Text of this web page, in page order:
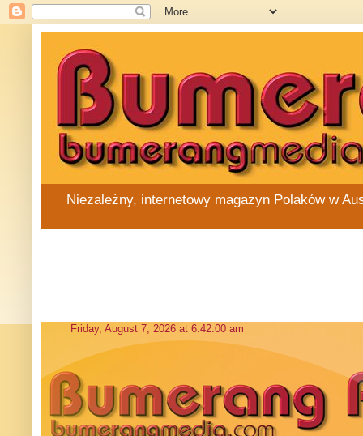
Niezależny, internetowy magazyn Polaków w